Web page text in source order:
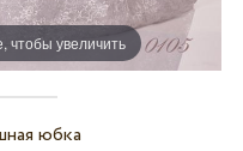
чтобы увеличить
юбка